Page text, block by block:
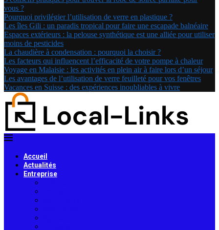
vous ?
Pourquoi privilégier l’utilisation de verre en plastique ?
Les îles Gili : un paradis tropical pour faire une escapade balnéaire
Espaces extérieurs : la pelouse synthétique est une alliée pour utiliser
moins de pesticides
La chaudière à condensation : pourquoi la choisir ?
Les facteurs qui influencent l’efficacité de votre pompe à chaleur
Voyage en Malaisie : les activités en plein air à faire lors d’un séjour
Les avantages de l’utilisation de verre feuilleté pour vos fenêtres
Vacances en Suisse : des expériences inoubliables à vivre
Accueil
Actualités
Entreprise